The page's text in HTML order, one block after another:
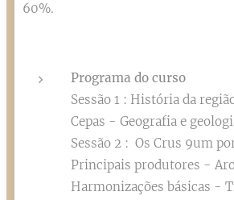
60%.
Programa do curso
Sessão 1 : História da
Cepas - Geografia e
Sessão 2 : Os Crus 9um
Principais produtores -
Harmonizações básicas -